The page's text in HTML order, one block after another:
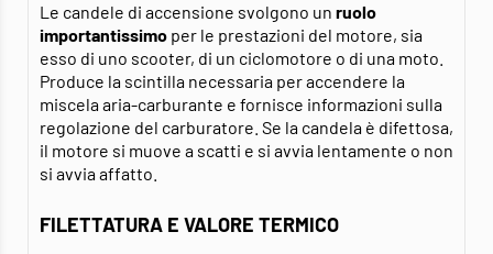
Le candele di accensione svolgono un ruolo
importantissimo per le prestazioni del motore, sia
esso di uno scooter, di un ciclomotore o di una moto.
Produce la scintilla necessaria per accendere la
miscela aria-carburante e fornisce informazioni sulla
regolazione del carburatore. Se la candela è difettosa,
il motore si muove a scatti e si avvia lentamente o non
si avvia affatto.
FILETTATURA E VALORE TERMICO